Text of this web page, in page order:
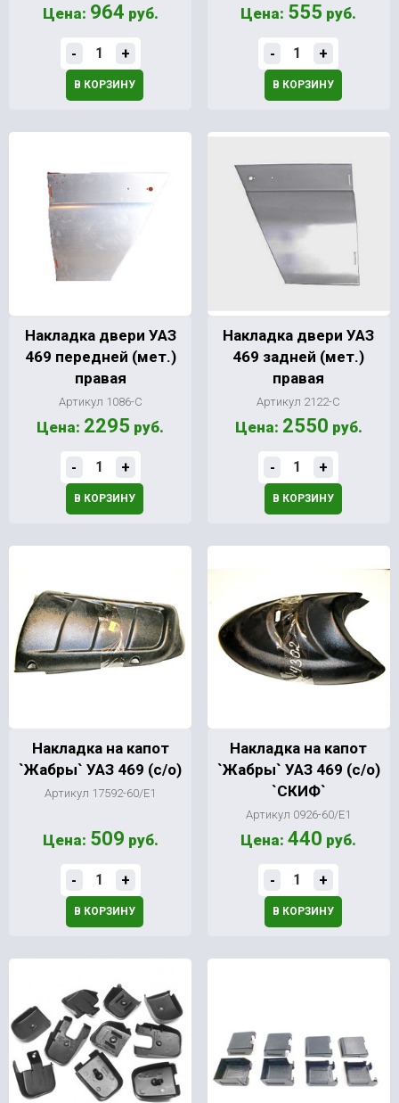
Цена: 964 руб.
- +
В КОРЗИНУ
Цена: 555 руб.
- +
В КОРЗИНУ
Накладка двери УАЗ
469 передней (мет.)
правая
Артикул 1086-С
Цена: 2295 руб.
- +
В КОРЗИНУ
Накладка двери УАЗ
469 задней (мет.)
правая
Артикул 2122-С
Цена: 2550 руб.
- +
В КОРЗИНУ
Накладка на капот
`Жабры` УАЗ 469 (с/о)
Артикул 17592-60/Е1
Цена: 509 руб.
- +
В КОРЗИНУ
Накладка на капот
`Жабры` УАЗ 469 (с/о)
`СКИФ`
Артикул 0926-60/Е1
Цена:440 руб.
- +
В КОРЗИНУ